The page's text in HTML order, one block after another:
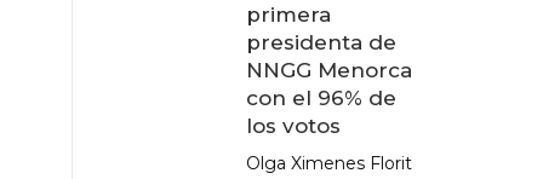
primera
presidenta de
NNGG Menorca
con el 96% de
los votos
Olga Ximenes Florit